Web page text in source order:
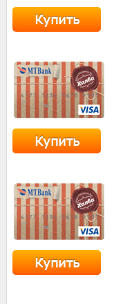
Купить
Купить
Купить